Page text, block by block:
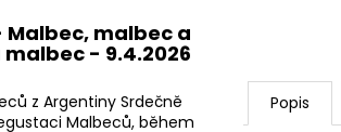
malbec a
- 9.4.2026
z Argentiny Srdečně
Malbeců, během
Popis